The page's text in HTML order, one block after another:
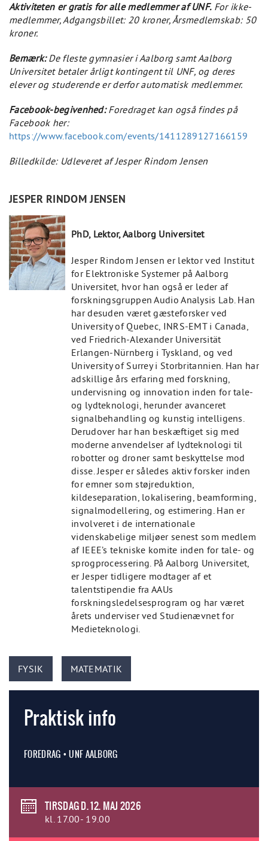
Aktiviteten er gratis for alle medlemmer af UNF.For ikke-
medlemmer, Adgangsbillet: 20 kroner, Årsmedlemskab: 50
kroner.
Bemærk:De fleste gymnasier i Aalborg samt Aalborg
Universitet betaler årligt kontingent til UNF, og deres
elever og studerende er derfor automatisk medlemmer.
Facebook-begivenhed:Foredraget kan også findes på
Facebook her:
https://www.facebook.com/events/1411289127166159
Billedkilde: Udleveret af Jesper Rindom Jensen
JESPER RINDOM JENSEN
PhD, Lektor, Aalborg Universitet
Jesper Rindom Jensen er lektor ved Institut
for Elektroniske Systemer på Aalborg
Universitet, hvor han også er leder af
forskningsgruppen Audio Analysis Lab. Han
har desuden været gæsteforsker ved
University of Quebec, INRS-EMT i Canada,
ved Friedrich-Alexander Universität
Erlangen-Nürnberg i Tyskland, og ved
University of Surrey i Storbritannien. Han har
adskillige års erfaring med forskning,
undervisning og innovation inden for tale-
og lydteknologi, herunder avanceret
signalbehandling og kunstig intelligens.
Derudover har han beskæftiget sig med
moderne anvendelser af lydteknologi til
robotter og droner samt beskyttelse mod
disse. Jesper er således aktiv forsker inden
for emner som støjreduktion,
kildeseparation, lokalisering, beamforming,
signalmodellering, og estimering. Han er
involveret i de internationale
videnskabelige miljøer senest som medlem
af IEEE’s tekniske komite inden for tale- og
sprogprocessering. På Aalborg Universitet,
er Jesper tidligere modtager af et
talentstipendie fra AAUs
forskningsledelsesprogram og har været
årets underviser ved Studienævnet for
Medieteknologi.
FYSIK MATEMATIK
Praktisk info
FOREDRAG • UNF AALBORG
TIRSDAG D. 12. MAJ 2026
kl. 17.00- 19.00